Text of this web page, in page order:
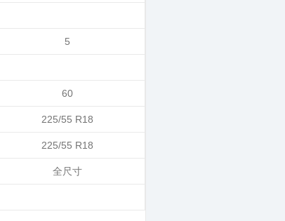
5
60
225/55 R18
225/55 R18
全尺寸